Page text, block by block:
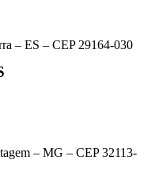
– ES – CEP 29164-030
– MG – CEP 32113-